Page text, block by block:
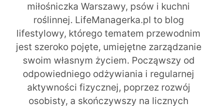
miłośniczka Warszawy, psów i kuchni
roślinnej. LifeManagerka.pl to blog
lifestylowy, którego tematem przewodnim
jest szeroko pojęte, umiejętne zarządzanie
swoim własnym życiem. Począwszy od
odpowiedniego odżywiania i regularnej
aktywności fizycznej, poprzez rozwój
osobisty, a skończywszy na licznych